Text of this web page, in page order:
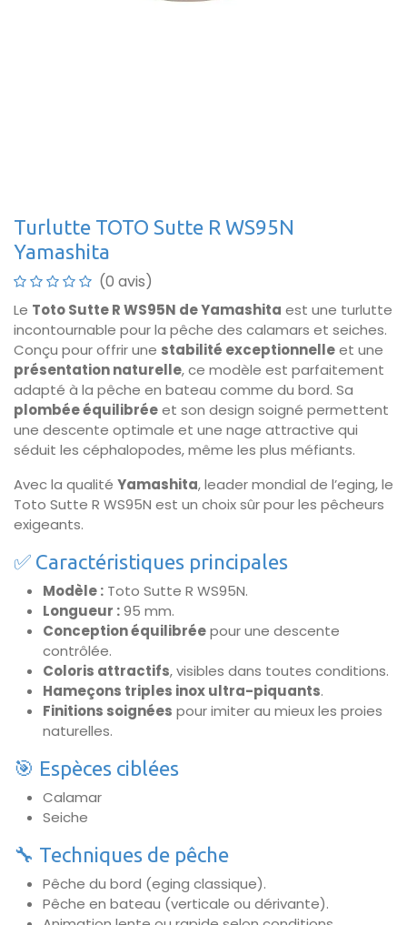
Turlutte TOTO Sutte R WS95N
Yamashita
(0 avis)
Le Toto Sutte R WS95N de Yamashita est une turlutte
incontournable pour la pêche des calamars et seiches.
Conçu pour offrir une stabilité exceptionnelleet une
présentation naturelle, ce modèle est parfaitement
adapté à la pêche en bateau comme du bord. Sa
plombée équilibréeet son design soigné permettent
une descente optimale et une nage attractive qui
séduit les céphalopodes, même les plus méfiants.
Avec la qualité Yamashita, leader mondial de l’eging, le
Toto Sutte R WS95N est un choix sûr pour les pêcheurs
exigeants.
✅ Caractéristiques principales
Modèle : Toto Sutte R WS95N.
Longueur :95 mm.
Conception équilibréepour une descente
contrôlée.
Coloris attractifs, visibles dans toutes conditions.
Hameçons triples inox ultra-piquants.
Finitions soignées pour imiter au mieux les proies
naturelles.
🎯 Espèces ciblées
Calamar
Seiche
🔧 Techniques de pêche
Pêche du bord (eging classique).
Pêche en bateau (verticale ou dérivante).